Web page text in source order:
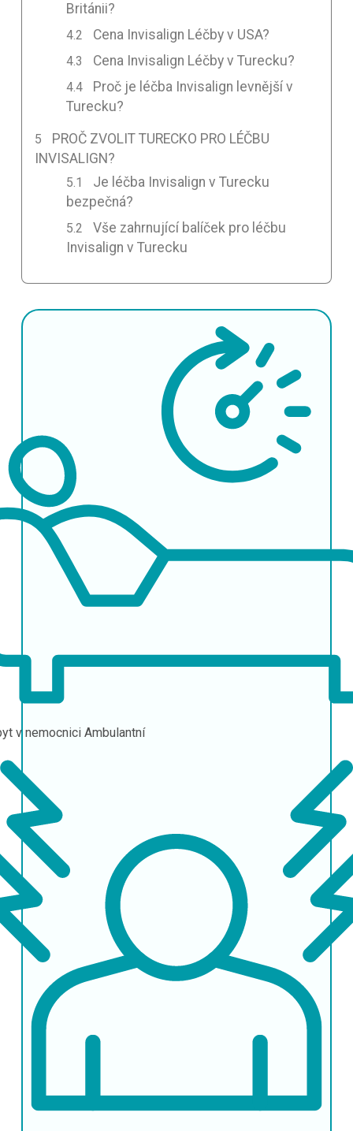
Británii?
Cena Invisalign Léčby v USA?
Cena Invisalign Léčby v Turecku?
Proč je léčba Invisalign levnější v
Turecku?
PROČ ZVOLIT TURECKO PRO LÉČBU
INVISALIGN?
Je léčba Invisalign v Turecku
bezpečná?
Vše zahrnující balíček pro léčbu
Invisalign v Turecku
v nemocnici Ambulantní